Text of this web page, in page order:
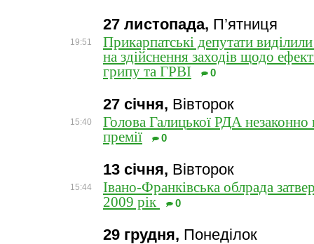
27 листопада, П’ятниця
19:51
Прикарпатські депутати
на здійснення заходів щодо
грипу та ГРВІ
0
27 січня, Вівторок
15:40
Голова Галицької РДА незаконно
премії
0
13 січня, Вівторок
15:44
Івано-Франківська облрада
2009 рік
0
29 грудня, Понеділок